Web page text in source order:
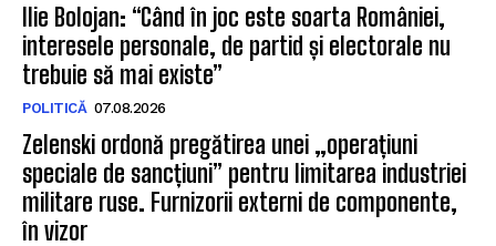
Ilie Bolojan: “Când în joc este soarta României,
interesele personale, de partid și electorale nu
trebuie să mai existe”
POLITICĂ 07.08.2026
Zelenski ordonă pregătirea unei „operațiuni
speciale de sancțiuni” pentru limitarea industriei
militare ruse. Furnizorii externi de componente,
în vizor